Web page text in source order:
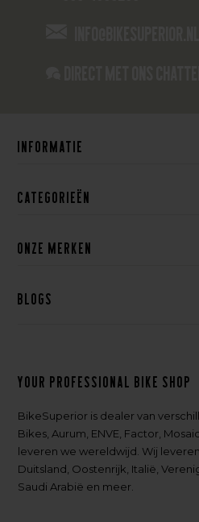
Informatie
Categorieën
Onze merken
Blogs
Your professional bike shop
BikeSuperior is dealer van
Bikes, Aurum, ENVE, Factor,
leveren we wereldwijd. Wij
Duitsland, Oostenrijk, Italië,
Saudi Arabië en meer.